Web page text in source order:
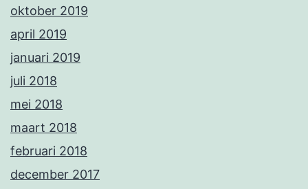
oktober 2019
april 2019
januari 2019
juli 2018
mei 2018
maart 2018
februari 2018
december 2017